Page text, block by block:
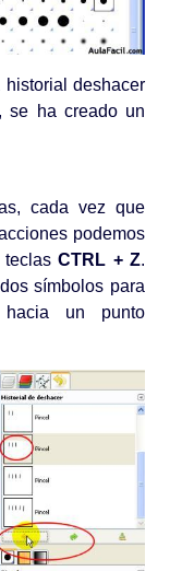
deshacer
se ha creado un
cada vez que
podemos
teclasCTRL + Z.
símbolos para
un punto